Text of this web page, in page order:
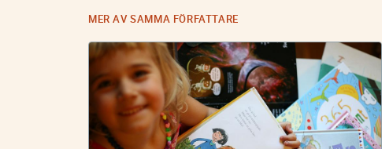
MER AV SAMMA FÖRFATTARE